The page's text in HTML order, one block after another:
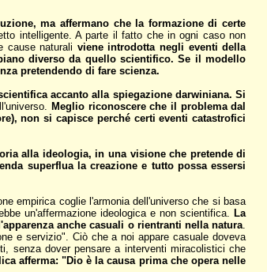
ma affermano che la formazione di certe
intelligente. A parte il fatto che in ogni caso non
cause naturali viene introdotta negli eventi della
diverso da quello scientifico. Se il modello
pretendendo di fare scienza.
accanto alla spiegazione darwiniana. Si
Meglio riconoscere che il problema dal
non si capisce perché certi eventi catastrofici
alla ideologia, in una visione che pretende di
superflua la creazione e tutto possa essersi
empirica coglie l'armonia dell'universo che si basa
un'affermazione ideologica e non scientifica. La
anche casuali o rientranti nella natura.
e servizio". Ciò che a noi appare casuale doveva
senza dover pensare a interventi miracolistici che
afferma: "Dio è la causa prima che opera nelle